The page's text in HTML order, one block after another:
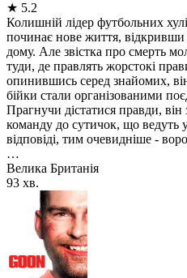
★ 5.2
Колишній лідер футбольних
починає нове життя, відкривши
дому. Але звістка про смерть
туди, де правлять жорстокі
опинившись серед знайомих, він
бійки стали організованими
Прагнучи дістатися правди,
команду до сутичок, що ведуть
відповіді, тим очевидніше -
…
Велика Британія
93 хв.